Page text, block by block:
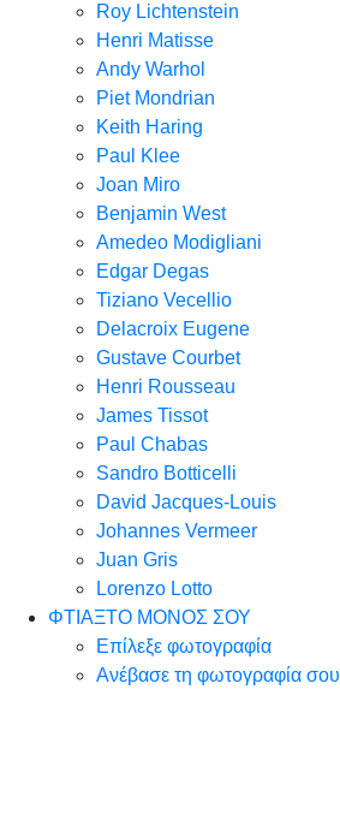
Roy Lichtenstein
Henri Matisse
Andy Warhol
Piet Mondrian
Keith Haring
Paul Klee
Joan Miro
Benjamin West
Amedeo Modigliani
Edgar Degas
Tiziano Vecellio
Delacroix Eugene
Gustave Courbet
Henri Rousseau
James Tissot
Paul Chabas
Sandro Botticelli
David Jacques-Louis
Johannes Vermeer
Juan Gris
Lorenzo Lotto
ΦΤΙΑΞΤΟ ΜΟΝΟΣ ΣΟΥ
Επίλεξε φωτογραφία
Ανέβασε τη φωτογραφία σου